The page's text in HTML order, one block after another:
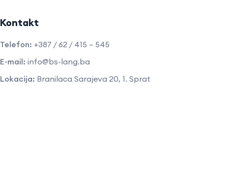
Kontakt
Telefon: +387 / 62 / 415 – 545
E-mail: info@bs-lang.ba
Lokacija: Branilaca Sarajeva 20, 1. Sprat